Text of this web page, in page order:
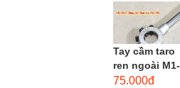
Tay cầm taro
ren ngoài M1-
M1.8 (mã
75.000đ